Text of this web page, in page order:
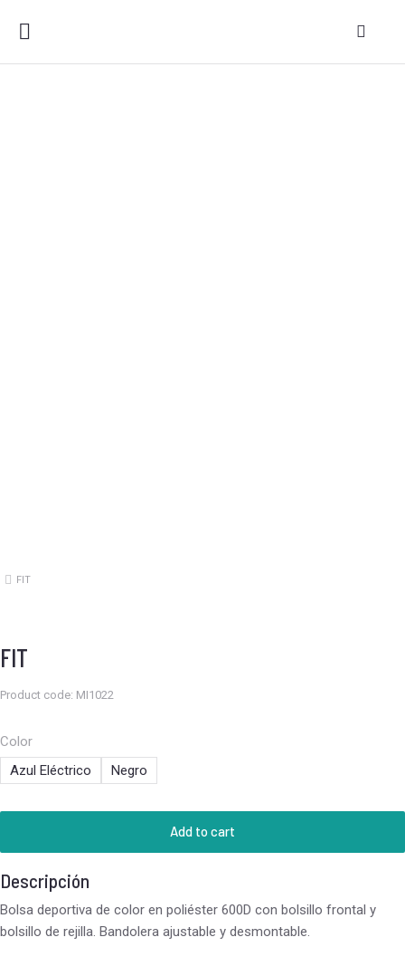
Estás aquí:
FIT
FIT
Product code: MI1022
Color
Azul Eléctrico
Negro
Add to cart
Descripción
Bolsa deportiva de color en poliéster 600D con bolsillo frontal y
bolsillo de rejilla. Bandolera ajustable y desmontable.